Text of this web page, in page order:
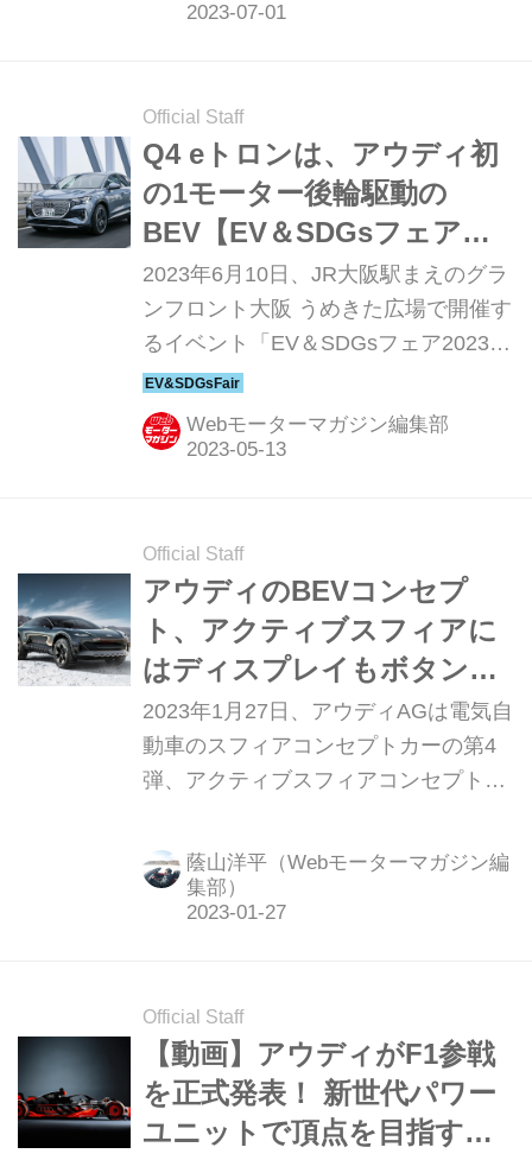
ーに話を伺った。（Motor
Official Staff
Q4 eトロンは、アウディ初
の1モーター後輪駆動の
BEV【EV＆SDGsフェア
2023 in Osaka展示車紹介】
2023年6月10日、JR大阪駅まえのグラ
ンフロント大阪 うめきた広場で開催す
るイベント「EV＆SDGsフェア2023 in
Osaka」では、国産・輸入ブランドの
電動車15台を展示。本記事ではここで
展示するモデル、電気自動車（BEV）
Webモーターマガジン編集部
Official Staff
アウディのBEVコンセプ
ト、アクティブスフィアに
はディスプレイもボタンも
ない。拡張現実で操作する
時代が到来するのか
2023年1月27日、アウディAGは電気自
動車のスフィアコンセプトカーの第4
弾、アクティブスフィアコンセプト
た。
蔭山洋平（Webモーターマガジン編
集部）
Official Staff
【動画】アウディがF1参戦
を正式発表！ 新世代パワー
ユニットで頂点を目指す。